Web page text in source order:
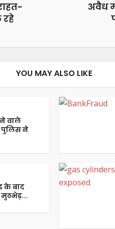
अवैध
YOU MAY ALSO LIKE
वाले
पुलिस ने
के बाद